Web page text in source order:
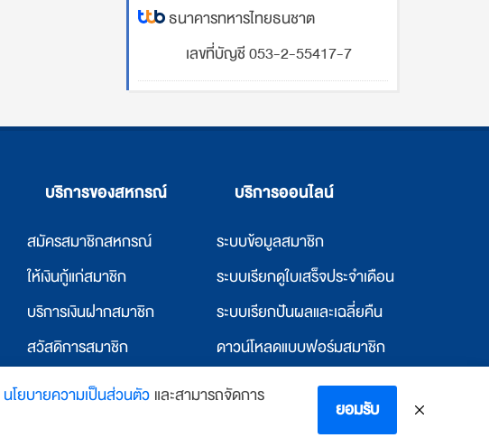
ธนาคารทหารไทยธนชาต
เลขที่บัญชี 053-2-55417-7
บริการของสหกรณ์
สมัครสมาชิกสหกรณ์
ให้เงินกู้แก่สมาชิก
บริการเงินฝากสมาชิก
สวัสดิการสมาชิก
ให้เงินกู้แก่สหกรณ์อื่น
บริการออนไลน์
ระบบข้อมูลสมาชิก
ระบบเรียกดูใบเสร็จประจำเดือน
ระบบเรียกปันผลและเฉลี่ยคืน
ดาวน์โหลดแบบฟอร์มสมาชิก
ดาวน์โหลดแบบฟอร์มสหกรณ์
นโยบายความเป็นส่วนตัว และสามารถจัดการ
ยอมรับ